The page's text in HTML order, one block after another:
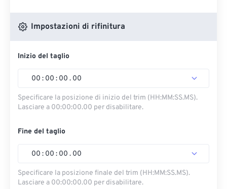
Impostazioni di rifinitura
Inizio del taglio
00 : 00 : 00 . 00
Specificare la posizione di inizio del trim (HH:MM:SS.MS).
Lasciare a 00:00:00.00 per disabilitare.
Fine del taglio
00 : 00 : 00 . 00
Specificare la posizione finale del trim (HH:MM:SS.MS).
Lasciare a 00:00:00.00 per disabilitare.